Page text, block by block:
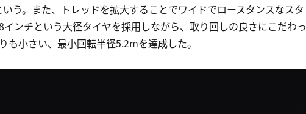
う。また、トレッドを拡大することでワイドでロースタンスなスタ
ンチという大径タイヤを採用しながら、取り回しの良さにこだわっ
小さい、最小回転半径5.2mを達成した。